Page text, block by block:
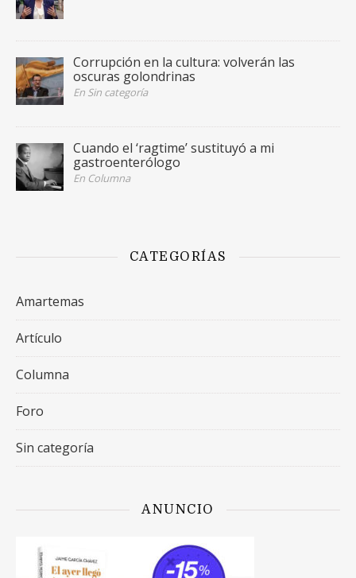
Corrupción en la cultura: volverán las
oscuras golondrinas
En Sin categoría
Cuando el ‘ragtime’ sustituyó a mi
gastroenterólogo
En Columna
CATEGORÍAS
Amartemas
Artículo
Columna
Foro
Sin categoría
ANUNCIO